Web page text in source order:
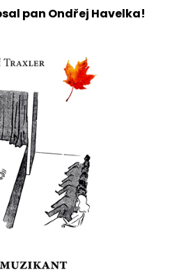
pan Ondřej Havelka!